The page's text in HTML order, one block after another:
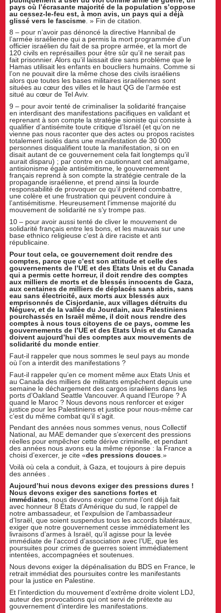
pays où l’écrasante majorité de la population s’oppose
au cessez-le-feu est, à mon avis, un pays qui a déjà
glissé vers le fascisme . » Fin de citation.
8 – pour n’avoir pas dénoncé la directive Hannibal de
l’armée israélienne qui a permis la mort programmée d’un
officier israélien du fait de sa propre armée, et la mort de
120 civils en représailles pour être sûr qu’il ne serait pas
fait prisonnier. Alors qu’il laissait dire sans problème que le
Hamas utilisait les enfants en boucliers humains. Comme si
l’on ne pouvait dire la même chose des civils israéliens
alors que toutes les bases militaires israéliennes sont
situées au cœur des villes et le haut QG de l’armée est
situé au cœur de Tel Aviv.
9 – pour avoir tenté de criminaliser la solidarité française
en interdisant des manifestations pacifiques en validant et
reprenant à son compte la stratégie sioniste qui consiste à
qualifier d’antisémite toute critique d’Israël (et qu’on ne
vienne pas nous raconter que des actes ou propos racistes
totalement isolés dans une manifestation de 30 000
personnes disqualifient toute la manifestation, si on en
disait autant de ce gouvernement cela fait longtemps qu’il
aurait disparu) ; par contre en cautionnant cet amalgame,
antisionisme égale antisémitisme, le gouvernement
français reprend à son compte la stratégie centrale de la
propagande israélienne, et prend ainsi la lourde
responsabilité de provoquer ce qu’il prétend combattre,
une colère et une frustration qui peuvent conduire à
l’antisémitisme. Heureusement l’immense majorité du
mouvement de solidarité ne s’y trompe pas.
10 – pour avoir aussi tenté de cliver le mouvement de
solidarité français entre les bons, et les mauvais sur une
base ethnico religieuse c’est à dire raciste et anti
républicaine.
Pour tout cela, ce gouvernement doit rendre des
comptes, parce que c’est son attitude et celle des
gouvernements de l’UE et des Etats Unis et du Canada
qui a permis cette horreur, il doit rendre des comptes
aux milliers de morts et de blessés innocents de Gaza,
aux centaines de milliers de déplacés sans abris, sans
eau sans électricité, aux morts aux blessés aux
emprisonnés de Cisjordanie, aux villages détruits du
Néguev, et de la vallée du Jourdain, aux Palestiniens
pourchassés en Israël même, il doit nous rendre des
comptes à nous tous citoyens de ce pays, comme les
gouvernements de l’UE et des Etats Unis et du Canada
doivent aujourd’hui des comptes aux mouvements de
solidarité du monde entier.
Faut-il rappeler que nous sommes le seul pays au monde
où l’on a interdit des manifestations ?
Faut-il rappeler qu’en ce moment même aux Etats Unis et
au Canada des milliers de militants empêchent depuis une
semaine le déchargement des cargos israéliens dans les
ports d’Oakland Seattle Vancouver. A quand l’Europe ? À
quand le Maroc ? Nous devons nous renforcer et exiger
justice pour les Palestiniens et justice pour nous-même car
c’est du même combat qu’il s’agit.
Pendant des années nous sommes venus, nous Collectif
National, au MAE demander que s’exercent des pressions
réelles pour empêcher cette dérive criminelle, et pendant
des années nous avons eu la même réponse : la France a
choisi d’exercer, je cite «des pressions douces.»
Voilà où cela a conduit, à Gaza, et toujours à pire depuis
des années .
Aujourd’hui nous devons exiger des pressions dures !
Nous devons exiger des sanctions fortes et
immédiates , nous devons exiger comme l’ont déjà fait
avec honneur 8 États d’Amérique du sud, le rappel de
notre ambassadeur, et l’expulsion de l’ambassadeur
d’Israël, que soient suspendus tous les accords bilatéraux,
exiger que notre gouvernement cesse immédiatement les
livraisons d’armes à Israël, qu’il agisse pour la levée
immédiate de l’accord d’association avec l’UE, que les
poursuites pour crimes de guerres soient immédiatement
intentées, accompagnées et soutenues.
Nous devons exiger la dépénalisation du BDS en France, le
retrait immédiat des poursuites contre les manifestants
pour la justice en Palestine.
Et l’interdiction du mouvement d’extrême droite violent LDJ,
auteur des provocations qui ont servi de prétexte au
gouvernement d’interdire les manifestations.